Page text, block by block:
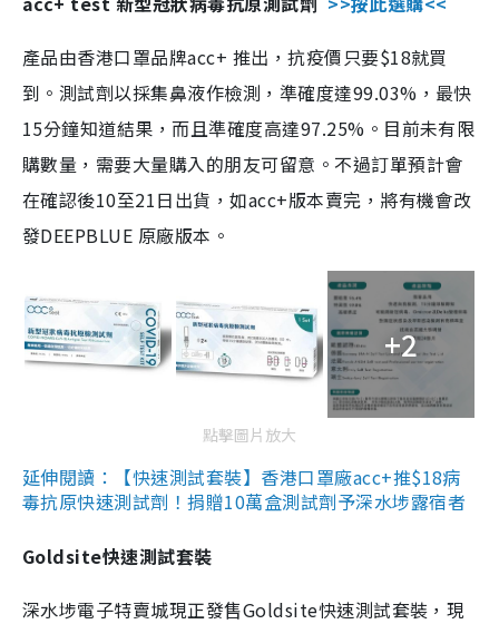
產品由香港口罩品牌acc+ 推出，抗疫價只要$18就買
到。測試劑以採集鼻液作檢測，準確度達99.03%，最快
15分鐘知道結果，而且準確度高達97.25%。目前未有限
購數量，需要大量購入的朋友可留意。不過訂單預計會
在確認後10至21日出貨，如acc+版本賣完，將有機會改
發DEEPBLUE 原廠版本。
+2
點擊圖片放大
延伸閱讀：【快速測試套裝】香港口罩廠acc+推$18病
毒抗原快速測試劑！捐贈10萬盒測試劑予深水埗露宿者
Goldsite快速測試套裝
深水埗電子特賣城現正發售Goldsite快速測試套裝，現